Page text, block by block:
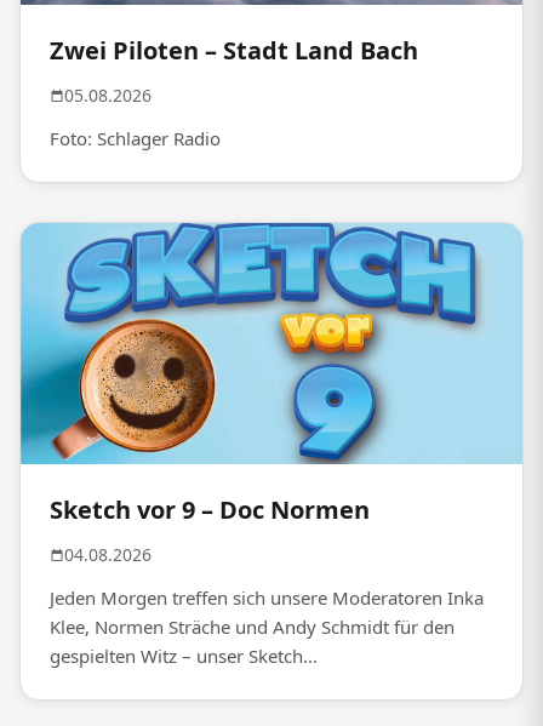
Zwei Piloten – Stadt Land Bach
05.08.2026
Foto: Schlager Radio
Sketch vor 9 – Doc Normen
04.08.2026
Jeden Morgen treffen sich unsere Moderatoren Inka
Klee, Normen Sträche und Andy Schmidt für den
gespielten Witz – unser Sketch...